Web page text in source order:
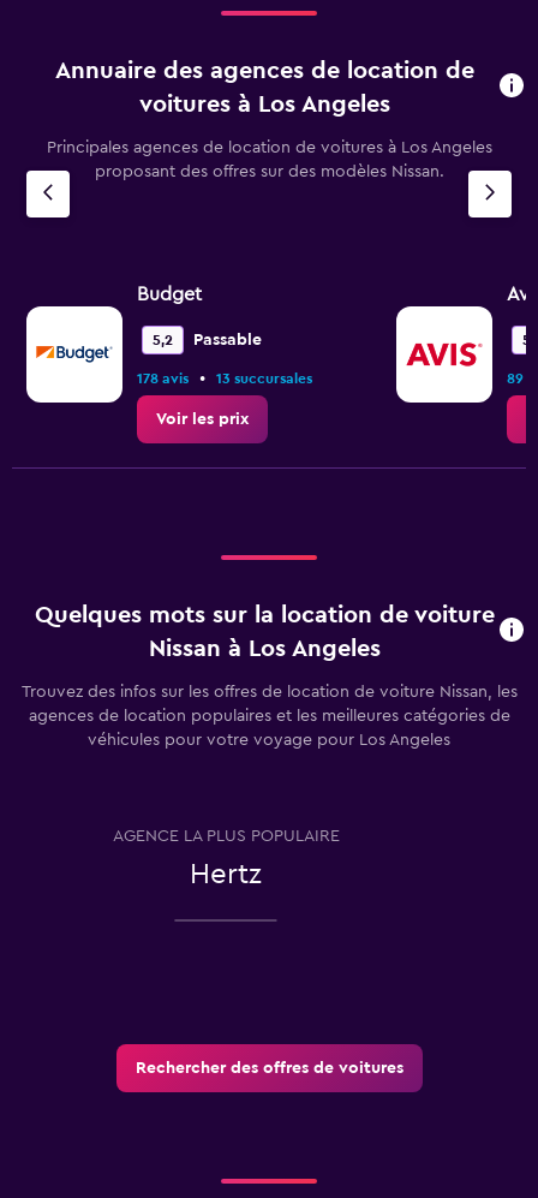
Annuaire des agences de location de
voitures à Los Angeles
Principales agences de location de voitures à Los Angeles
proposant des offres sur des modèles Nissan.
Budget
5,2 Passable
178 avis • 13 succursales
Voir les prix
89
Quelques mots sur la location de voiture
Nissan à Los Angeles
Trouvez des infos sur les offres de location de voiture Nissan, les
agences de location populaires et les meilleures catégories de
véhicules pour votre voyage pour Los Angeles
AGENCE LA PLUS POPULAIRE
Hertz
Rechercher des offres de voitures